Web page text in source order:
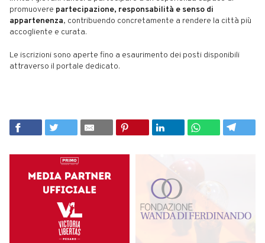
promuovere partecipazione, responsabilità e senso di
appartenenza, contribuendo concretamente a rendere la città più
accogliente e curata.
Le iscrizioni sono aperte fino a esaurimento dei posti disponibili
attraverso il portale dedicato.